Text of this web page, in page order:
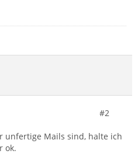
#2
unfertige Mails sind, halte ich
ok.